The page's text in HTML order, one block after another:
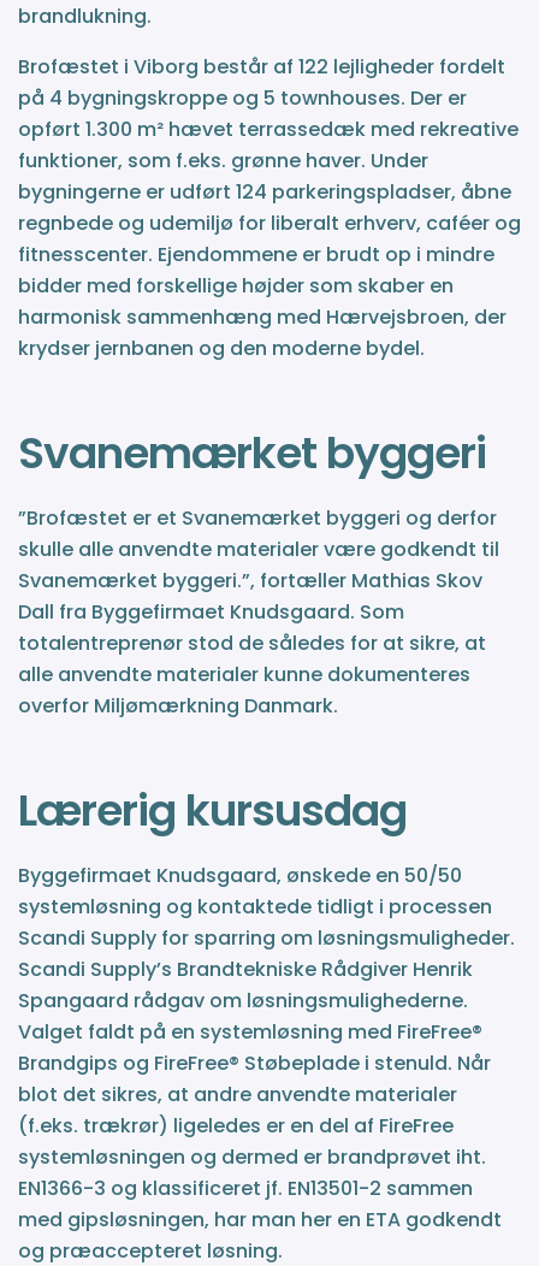
brandlukning.
Brofæstet i Viborg består af 122 lejligheder fordelt
på 4 bygningskroppe og 5 townhouses. Der er
opført 1.300 m² hævet terrassedæk med rekreative
funktioner, som f.eks. grønne haver. Under
bygningerne er udført 124 parkeringspladser, åbne
regnbede og udemiljø for liberalt erhverv, caféer og
fitnesscenter. Ejendommene er brudt op i mindre
bidder med forskellige højder som skaber en
harmonisk sammenhæng med Hærvejsbroen, der
krydser jernbanen og den moderne bydel.
Svanemærket byggeri
”Brofæstet er et Svanemærket byggeri og derfor
skulle alle anvendte materialer være godkendt til
Svanemærket byggeri.”, fortæller Mathias Skov
Dall fra Byggefirmaet Knudsgaard. Som
totalentreprenør stod de således for at sikre, at
alle anvendte materialer kunne dokumenteres
overfor Miljømærkning Danmark.
Lærerig kursusdag
Byggefirmaet Knudsgaard, ønskede en 50/50
systemløsning og kontaktede tidligt i processen
Scandi Supply for sparring om løsningsmuligheder.
Scandi Supply’s Brandtekniske Rådgiver Henrik
Spangaard rådgav om løsningsmulighederne.
Valget faldt på en systemløsning med FireFree®
Brandgips og FireFree® Støbeplade i stenuld. Når
blot det sikres, at andre anvendte materialer
(f.eks. trækrør) ligeledes er en del af FireFree
systemløsningen og dermed er brandprøvet iht.
EN1366-3 og klassificeret jf. EN13501-2 sammen
med gipsløsningen, har man her en ETA godkendt
og præaccepteret løsning.